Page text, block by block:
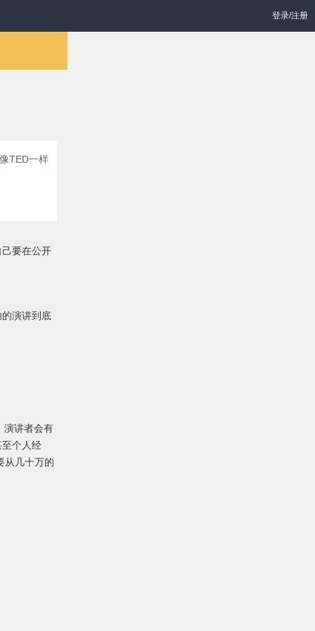
登录/注册
TED一样
要在公开
演讲到底
演讲者会有
个人经
从几十万的